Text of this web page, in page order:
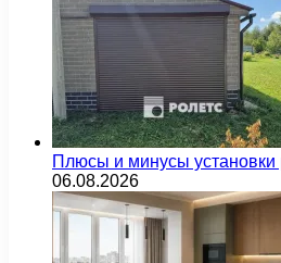
Плюсы и минусы установки
06.08.2026